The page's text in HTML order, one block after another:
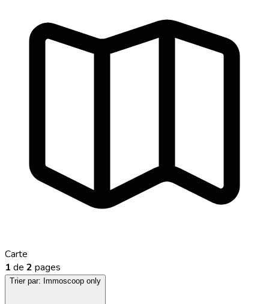
Carte
1 de 2 pages
Trier par: Immoscoop only